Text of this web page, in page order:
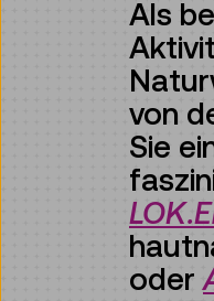
Als
von
Sie
oder